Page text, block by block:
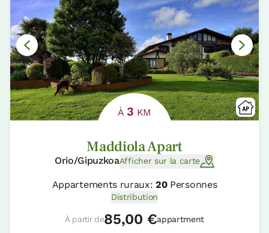
À 3 KM
Maddiola Apart
Orio/GipuzkoaAfficher sur la carte
Appartements ruraux:20Personnes
Distribution
À partir de85,00 €appartment